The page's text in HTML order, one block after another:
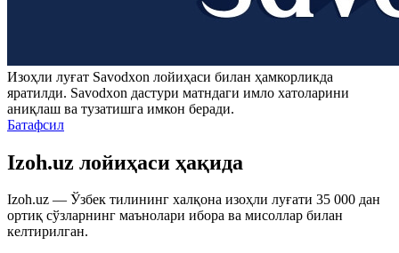
Изоҳли луғат Savodxon лойиҳаси билан ҳамкорликда
яратилди. Savodxon дастури матндаги имло хатоларини
аниқлаш ва тузатишга имкон беради.
Батафсил
Izoh.uz лойиҳаси ҳақида
Izoh.uz — Ўзбек тилининг халқона изоҳли луғати 35 000 дан
ортиқ сўзларнинг маънолари ибора ва мисоллар билан
келтирилган.